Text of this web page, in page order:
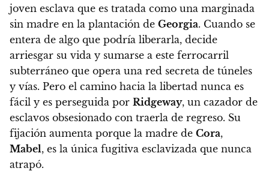
joven esclava que es tratada como una marginada
sin madre en la plantación de Georgia. Cuando se
entera de algo que podría liberarla, decide
arriesgar su vida y sumarse a este ferrocarril
subterráneo que opera una red secreta de túneles
y vías. Pero el camino hacia la libertad nunca es
fácil y es perseguida por Ridgeway, un cazador de
esclavos obsesionado con traerla de regreso. Su
fijación aumenta porque la madre de Cora,
Mabel, es la única fugitiva esclavizada que nunca
atrapó.